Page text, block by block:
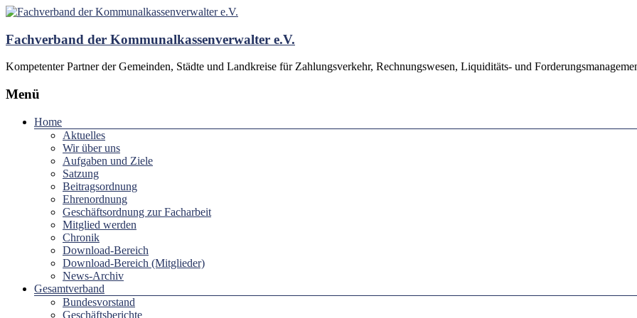
Fachverband der Kommunalkassenverwalter e.V.
Kompetenter Partner der Gemeinden, Städte und Landkreise für Zahlungsverkehr, Rechnungswesen, Liquiditäts- und
Menü
Home
Aktuelles
Wir über uns
Aufgaben und Ziele
Satzung
Beitragsordnung
Ehrenordnung
Geschäftsordnung zur Facharbeit
Mitglied werden
Chronik
Download-Bereich
Download-Bereich (Mitglieder)
News-Archiv
Gesamtverband
Bundesvorstand
Geschäftsberichte